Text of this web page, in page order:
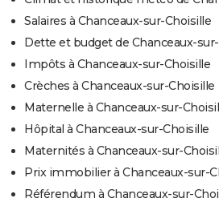
Salaires à Chanceaux-sur-Choisille
Dette et budget de Chanceaux-
Impôts à Chanceaux-sur-Choisille
Crèches à Chanceaux-sur-Choisille
Maternelle à Chanceaux-sur-
Hôpital à Chanceaux-sur-Choisille
Maternités à Chanceaux-sur-
Prix immobilier à Chanceaux-sur-
Référendum à Chanceaux-sur-